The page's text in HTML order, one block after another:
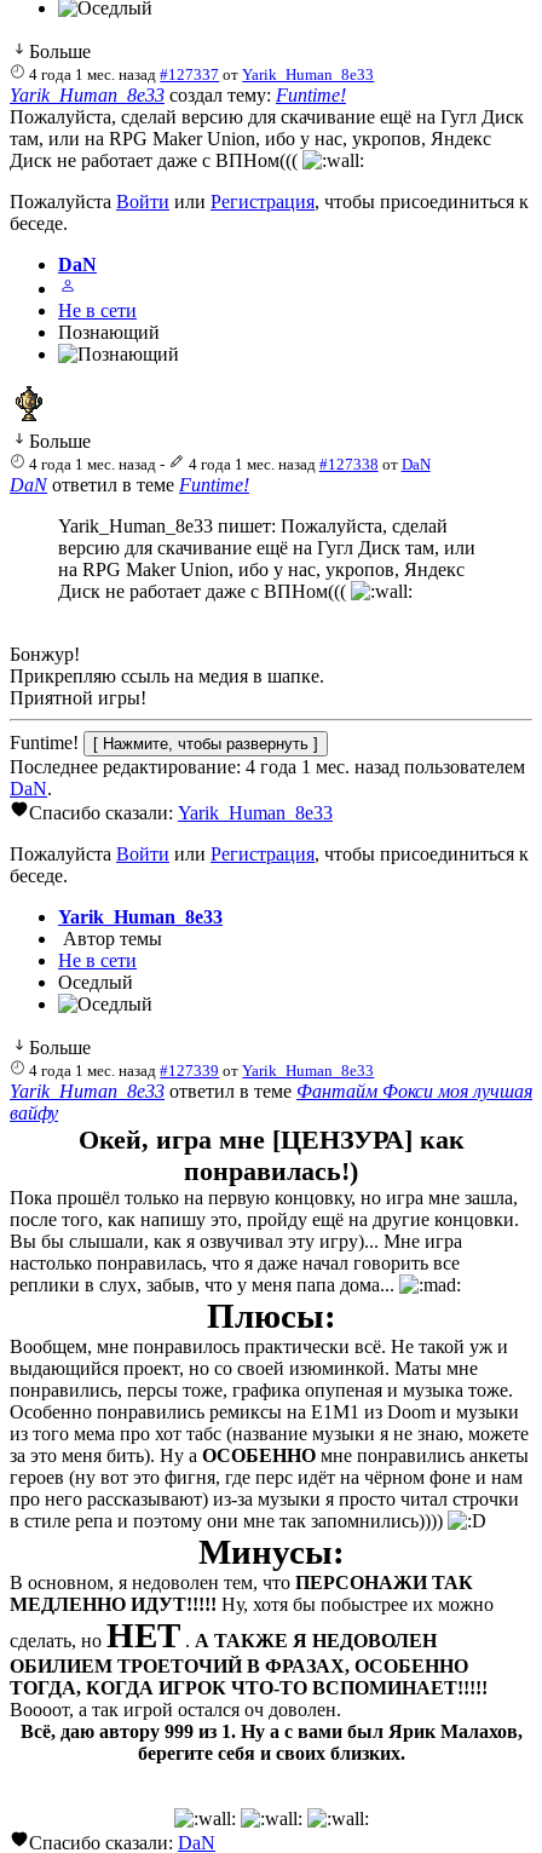
Больше
4 года 1 мес. назад #127337 отYarik_Human_8e33
Yarik_Human_8e33 создал тему: Funtime!
Пожалуйста, сделай версию для скачивание ещё на Гугл Диск
там, или на RPG Maker Union, ибо у нас, укропов, Яндекс
Диск не работает даже с ВПНом(((
Пожалуйста Войти или Регистрация, чтобы присоединиться к
беседе.
DaN
Не в сети
Познающий
Больше
4 года 1 мес. назад - 4 года 1 мес. назад #127338 от DaN
DaNответил в теме Funtime!
Yarik_Human_8e33 пишет: Пожалуйста, сделай
версию для скачивание ещё на Гугл Диск там, или
на RPG Maker Union, ибо у нас, укропов, Яндекс
Диск не работает даже с ВПНом(((
Бонжур!
Прикрепляю ссыль на медия в шапке.
Приятной игры!
Funtime!
Последнее редактирование: 4 года 1 мес. назад пользователем
DaN.
Спасибо сказали: Yarik_Human_8e33
Пожалуйста Войти или Регистрация, чтобы присоединиться к
беседе.
Yarik_Human_8e33
Автор темы
Не в сети
Оседлый
Больше
4 года 1 мес. назад #127339 отYarik_Human_8e33
Yarik_Human_8e33 ответил в теме Фантайм Фокси моя лучшая
вайфу
Окей, игра мне [ЦЕНЗУРА] как
понравилась!)
Пока прошёл только на первую концовку, но игра мне зашла,
после того, как напишу это, пройду ещё на другие концовки.
Вы бы слышали, как я озвучивал эту игру)... Мне игра
настолько понравилась, что я даже начал говорить все
реплики в слух, забыв, что у меня папа дома...
Плюсы:
Вообщем, мне понравилось практически всё. Не такой уж и
выдающийся проект, но со своей изюминкой. Маты мне
понравились, персы тоже, графика опупеная и музыка тоже.
Особенно понравились ремиксы на E1M1 из Doom и музыки
из того мема про хот табс (название музыки я не знаю, можете
за это меня бить). Ну а ОСОБЕННО мне понравились анкеты
героев (ну вот это фигня, где перс идёт на чёрном фоне и нам
про него рассказывают) из-за музыки я просто читал строчки
в стиле репа и поэтому они мне так запомнились))))
Минусы:
В основном, я недоволен тем, что ПЕРСОНАЖИ ТАК
МЕДЛЕННО ИДУТ!!!!! Ну, хотя бы побыстрее их можно
сделать, но НЕТ . А ТАКЖЕ Я НЕДОВОЛЕН
ОБИЛИЕМ ТРОЕТОЧИЙ В ФРАЗАХ, ОСОБЕННО
ТОГДА, КОГДА ИГРОК ЧТО-ТО ВСПОМИНАЕТ!!!!!
Воооот, а так игрой остался оч доволен.
Всё, даю автору 999 из 1. Ну а с вами был Ярик Малахов,
берегите себя и своих близких.
Спасибо сказали: DaN